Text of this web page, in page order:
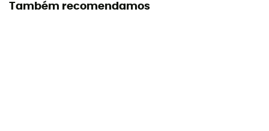
Superior
Também recomendamos